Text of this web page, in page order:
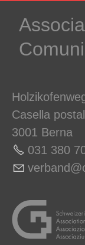
Casella
3001 Berna
031 380
v rb nd